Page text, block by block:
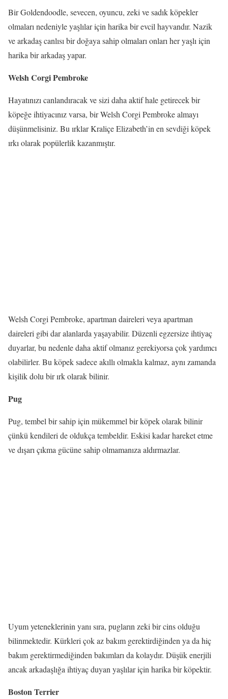
Bir Goldendoodle, sevecen, oyuncu, zeki ve sadık köpekler
olmaları nedeniyle yaşlılar için harika bir evcil hayvandır. Nazik
ve arkadaş canlısı bir doğaya sahip olmaları onları her yaşlı için
harika bir arkadaş yapar.
Welsh Corgi Pembroke
Hayatınızı canlandıracak ve sizi daha aktif hale getirecek bir
köpeğe ihtiyacınız varsa, bir Welsh Corgi Pembroke almayı
düşünmelisiniz. Bu ırklar Kraliçe Elizabeth’in en sevdiği köpek
ırkı olarak popülerlik kazanmıştır.
Welsh Corgi Pembroke, apartman daireleri veya apartman
daireleri gibi dar alanlarda yaşayabilir. Düzenli egzersize ihtiyaç
duyarlar, bu nedenle daha aktif olmanız gerekiyorsa çok yardımcı
olabilirler. Bu köpek sadece akıllı olmakla kalmaz, aynı zamanda
kişilik dolu bir ırk olarak bilinir.
Pug
Pug, tembel bir sahip için mükemmel bir köpek olarak bilinir
çünkü kendileri de oldukça tembeldir. Eskisi kadar hareket etme
ve dışarı çıkma gücüne sahip olmamanıza aldırmazlar.
Uyum yeteneklerinin yanı sıra, pugların zeki bir cins olduğu
bilinmektedir. Kürkleri çok az bakım gerektirdiğinden ya da hiç
bakım gerektirmediğinden bakımları da kolaydır. Düşük enerjili
ancak arkadaşlığa ihtiyaç duyan yaşlılar için harika bir köpektir.
Boston Terrier